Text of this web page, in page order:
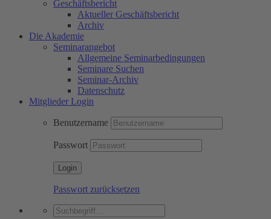
Geschäftsbericht
Aktueller Geschäftsbericht
Archiv
Die Akademie
Seminarangebot
Allgemeine Seminarbedingungen
Seminare Suchen
Seminar-Archiv
Datenschutz
Mitglieder Login
Benutzername
Passwort
Passwort zurücksetzen